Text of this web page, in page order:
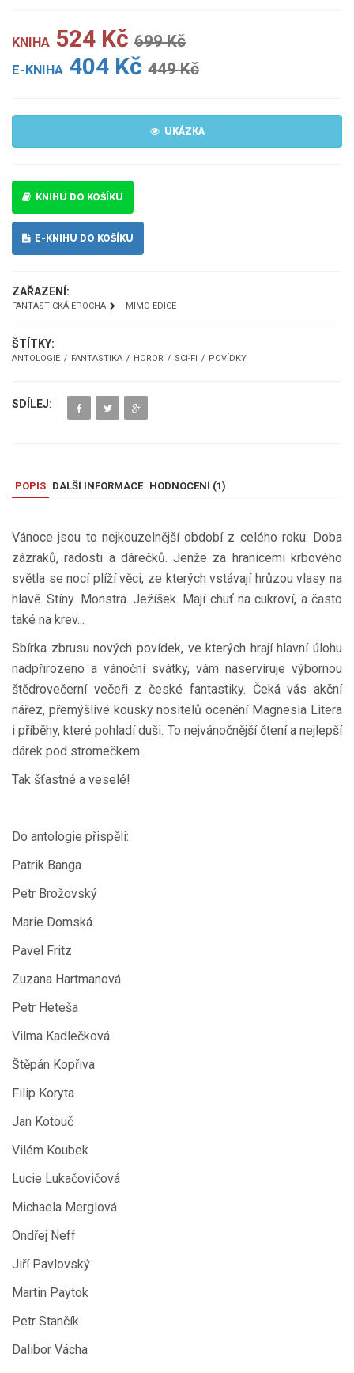
KNIHA 524 Kč 699 Kč
E-KNIHA 404 Kč 449 Kč
UKÁZKA
KNIHU DO KOŠÍKU
E-KNIHU DO KOŠÍKU
ZAŘAZENÍ:
FANTASTICKÁ EPOCHA MIMO EDICE
ŠTÍTKY:
ANTOLOGIE FANTASTIKA HOROR SCI-FI POVÍDKY
SDÍLEJ:
POPIS DALŠÍ INFORMACE HODNOCENÍ (1)
Vánoce jsou to nejkouzelnější období z celého roku. Doba
zázraků, radosti a dárečků. Jenže za hranicemi krbového
světla se nocí plíží věci, ze kterých vstávají hrůzou vlasy na
hlavě. Stíny. Monstra. Ježíšek. Mají chuť na cukroví, a často
také na krev...
Sbírka zbrusu nových povídek, ve kterých hrají hlavní úlohu
nadpřirozeno a vánoční svátky, vám naservíruje výbornou
štědrovečerní večeři z české fantastiky. Čeká vás akční
nářez, přemýšlivé kousky nositelů ocenění Magnesia Litera
i příběhy, které pohladí duši. To nejvánočnější čtení a nejlepší
dárek pod stromečkem.
Tak šťastné a veselé!
Do antologie přispěli:
Patrik Banga
Petr Brožovský
Marie Domská
Pavel Fritz
Zuzana Hartmanová
Petr Heteša
Vilma Kadlečková
Štěpán Kopřiva
Filip Koryta
Jan Kotouč
Vilém Koubek
Lucie Lukačovičová
Michaela Merglová
Ondřej Neff
Jiří Pavlovský
Martin Paytok
Petr Stančík
Dalibor Vácha